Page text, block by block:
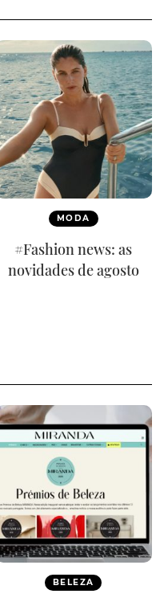
MODA
#Fashion news: as
novidades de agosto
BELEZA